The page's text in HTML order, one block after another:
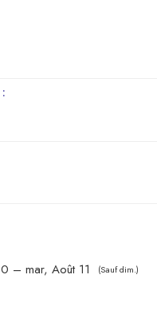
– mar, Août 11 (Sauf dim.)